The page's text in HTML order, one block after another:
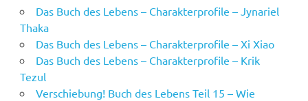
Das Buch des Lebens – Charakterprofile – Jynariel
Thaka
Das Buch des Lebens – Charakterprofile – Xi Xiao
Das Buch des Lebens – Charakterprofile – Krik
Tezul
Verschiebung! Buch des Lebens Teil 15 – Wie